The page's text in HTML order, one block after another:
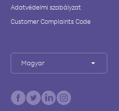
Adatvédelmi szabályzat
Customer Complaints Code
Magyar